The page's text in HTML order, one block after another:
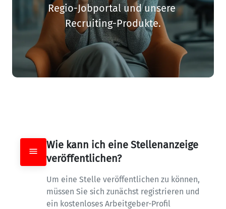
Regio-Jobportal und unsere
Recruiting-Produkte.
Wie kann ich eine Stellenanzeige
veröffentlichen?
Um eine Stelle veröffentlichen zu können,
müssen Sie sich zunächst registrieren und
ein kostenloses Arbeitgeber-Profil